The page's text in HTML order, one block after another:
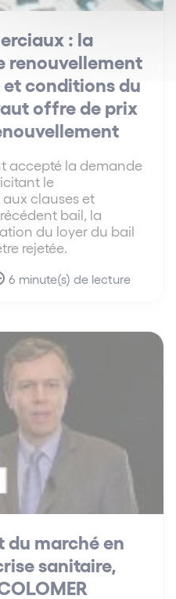
: la
renouvellement
conditions du
offre de prix
accepté la demande
le
clauses et
bail, la
du loyer du bail
rejetée.
6 minute(s) de lecture
du marché en
sanitaire,